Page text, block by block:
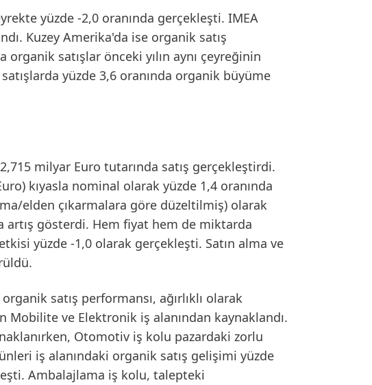
yüzde -2,0 oranında gerçekleşti. IMEA
Kuzey Amerika'da ise organik satış
organik satışlar önceki yılın aynı çeyreğinin
yüzde 3,6 oranında organik büyüme
milyar Euro tutarında satış gerçekleştirdi.
kıyasla nominal olarak yüzde 1,4 oranında
elden çıkarmalara göre düzeltilmiş) olarak
artış gösterdi. Hem fiyat hem de miktarda
yüzde -1,0 olarak gerçekleşti. Satın alma ve
satış performansı, ağırlıklı olarak
Mobilite ve Elektronik iş alanından kaynaklandı.
Otomotiv iş kolu pazardaki zorlu
iş alanındaki organik satış gelişimi yüzde
Ambalajlama iş kolu, talepteki